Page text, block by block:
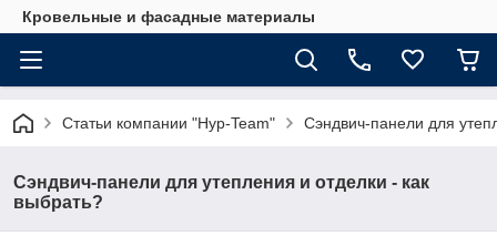
Кровельные и фасадные материалы
Статьи компании "Нур-Team" Сэндвич-панели для
Сэндвич-панели для утепления и отделки - как
выбрать?